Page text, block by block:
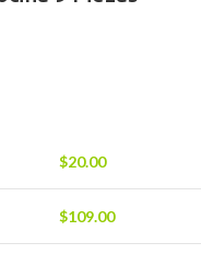
$20.00
$109.00